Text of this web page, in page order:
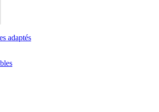
adaptés